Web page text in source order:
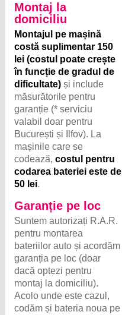
Montaj la
domiciliu
Montajul pe mașină
costă suplimentar 150
lei (costul poate crește
în funcție de gradul de
dificultate) și include
măsurătorile pentru
garanție (* serviciu
valabil doar pentru
București și Ilfov). La
mașinile care se
codează,costul pentru
codarea bateriei este de
50 lei.
Garanție pe loc
Suntem autorizați R.A.R.
pentru montarea
bateriilor auto și acordăm
garanția pe loc (doar
dacă optezi pentru
montaj la domiciliu).
Acolo unde este cazul,
codăm și bateria noua pe